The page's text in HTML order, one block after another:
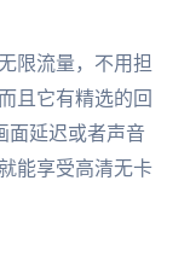
限流量，不用担
且它有精选的回
面延迟或者声音
能享受高清无卡